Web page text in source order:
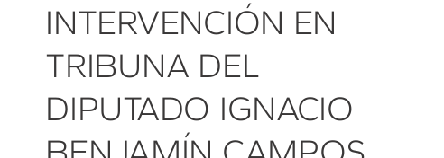
INTERVENCIÓN EN
TRIBUNA DEL
DIPUTADO IGNACIO